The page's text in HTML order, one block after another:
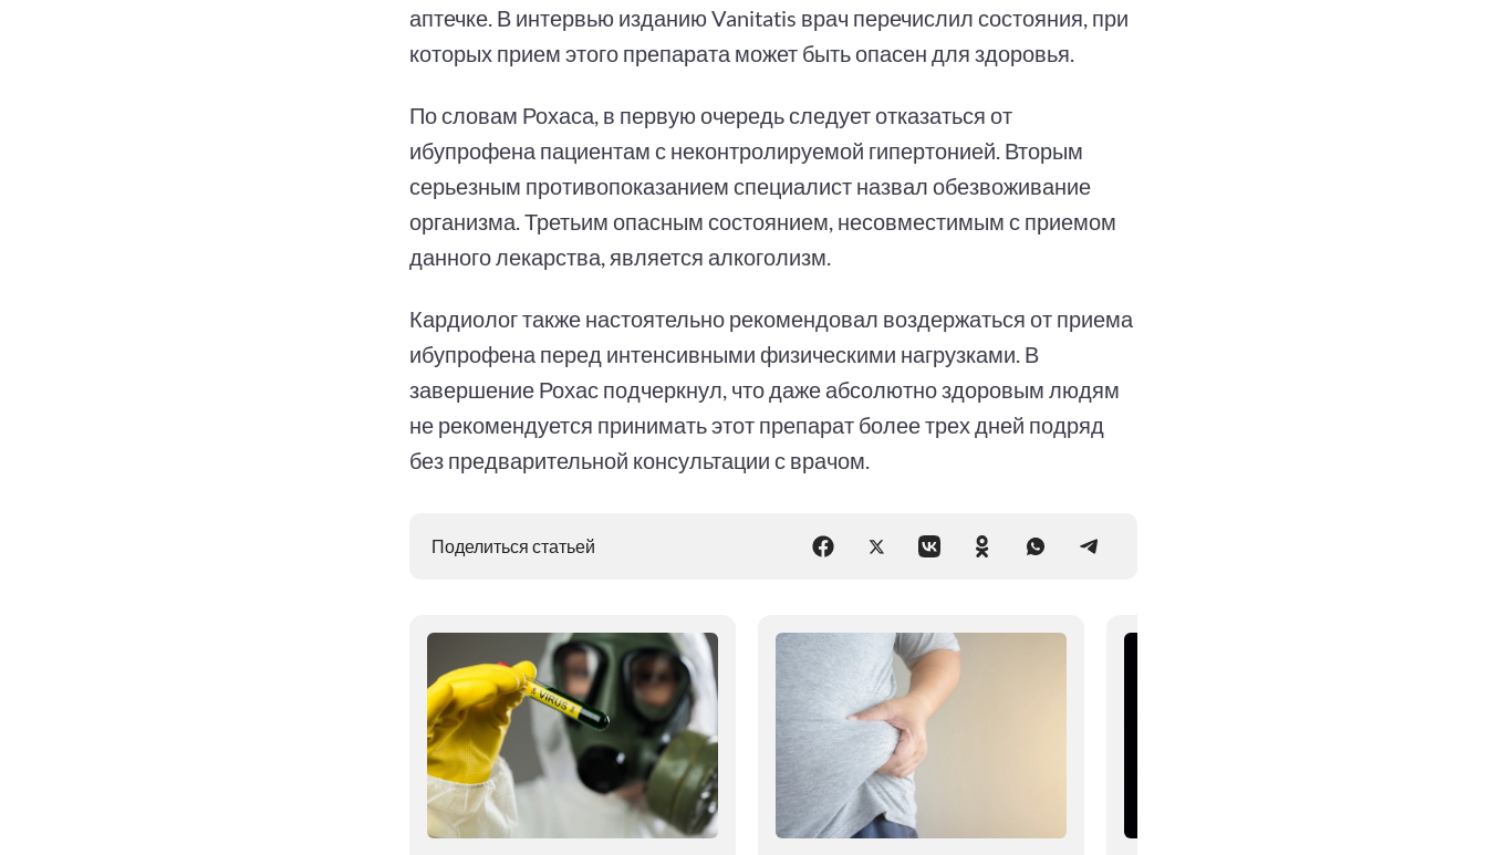
аптечке. В интервью изданию Vanitatis врач перечислил состояния, при
которых прием этого препарата может быть опасен для здоровья.
По словам Рохаса, в первую очередь следует отказаться от
ибупрофена пациентам с неконтролируемой гипертонией. Вторым
серьезным противопоказанием специалист назвал обезвоживание
организма. Третьим опасным состоянием, несовместимым с приемом
данного лекарства, является алкоголизм.
Кардиолог также настоятельно рекомендовал воздержаться от приема
ибупрофена перед интенсивными физическими нагрузками. В
завершение Рохас подчеркнул, что даже абсолютно здоровым людям
не рекомендуется принимать этот препарат более трех дней подряд
без предварительной консультации с врачом.
Поделиться статьей